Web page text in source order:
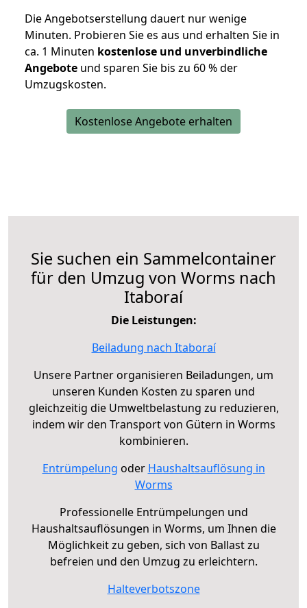
Die Angebotserstellung dauert nur wenige
Minuten. Probieren Sie es aus und erhalten Sie in
ca. 1 Minuten kostenlose und unverbindliche
Angebote und sparen Sie bis zu 60 % der
Umzugskosten.
Kostenlose Angebote erhalten
Sie suchen ein Sammelcontainer
für den Umzug von Worms nach
Itaboraí
Die Leistungen:
Beiladung nach Itaboraí
Unsere Partner organisieren Beiladungen, um
unseren Kunden Kosten zu sparen und
gleichzeitig die Umweltbelastung zu reduzieren,
indem wir den Transport von Gütern in Worms
kombinieren.
Entrümpelung oder Haushaltsauflösung in
Worms
Professionelle Entrümpelungen und
Haushaltsauflösungen in Worms, um Ihnen die
Möglichkeit zu geben, sich von Ballast zu
befreien und den Umzug zu erleichtern.
Halteverbotszone